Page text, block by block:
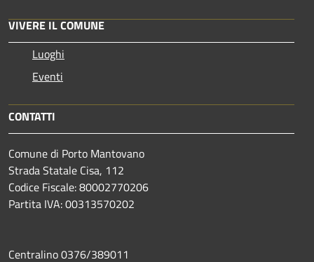
VIVERE IL COMUNE
Luoghi
Eventi
CONTATTI
Comune di Porto Mantovano
Strada Statale Cisa, 112
Codice Fiscale: 80002770206
Partita IVA: 00313570202
Centralino 0376/389011